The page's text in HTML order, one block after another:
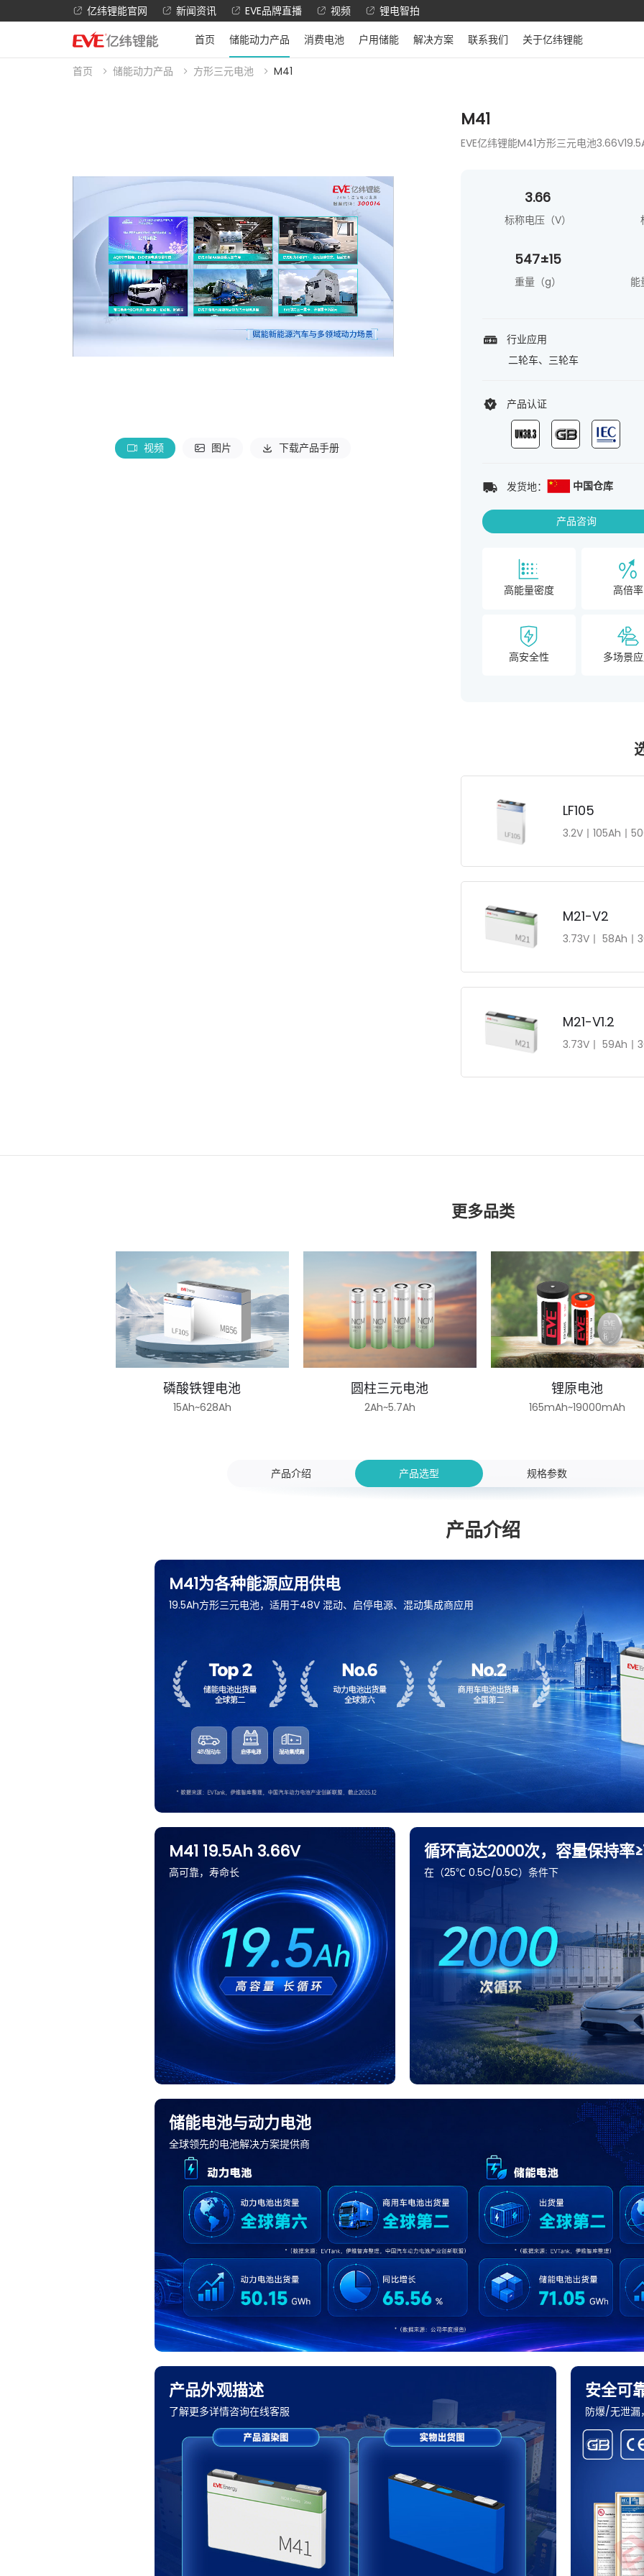
亿纬锂能官网 新闻资讯 EVE品牌直播 视频
锂电智拍
首页
储能动力产品 消费电池 户用储能 解决方案 联系我们 关于亿纬锂能
首页 储能动力产品 方形三元电池 M41
视频 图片 下载产品手册
M41
EVE亿纬锂能M41方形三元电池
3.66
标称电压（V）
547±15
重量（g） 能
行业应用
二轮车、三轮车
产品认证
发货地： 中国仓库
产品咨询
高能量密度 高倍率
高安全性 多场景
LF105
3.2V丨105Ah丨
M21-V2
3.73V丨 58Ah丨
M21-V1.2
3.73V丨 59Ah丨
更多品类
磷酸铁锂电池
15Ah~628Ah
圆柱三元电池
2Ah~5.7Ah
锂原电池
165mAh~19000mAh
产品介绍 产品选型 规格参数
产品介绍
M41为各种能源应用供电
19.5Ah方形三元电池，适用于48V 混动、启停电源、混动集成商应用
M41 19.5Ah 3.66V
高可靠，寿命长
循环高达2000次，容量保持率
在（25℃ 0.5C/0.5C）条件下
储能电池与动力电池
全球领先的电池解决方案提供商
产品外观描述
了解更多详情咨询在线客服
安全可
防爆/无泄漏